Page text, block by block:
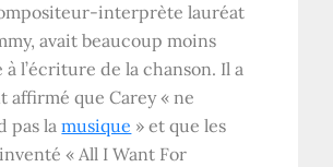
interprète lauréat
avait beaucoup moins
l’écriture de la chanson. Il a
affirmé que Carey « ne
pas lamusique » et que les
« All I Want For